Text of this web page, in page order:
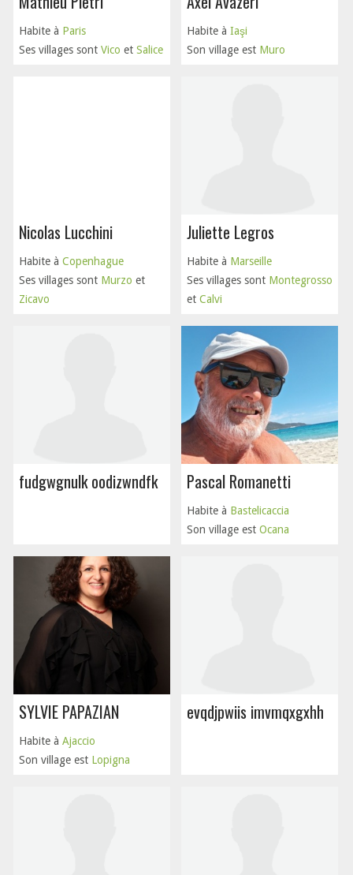
Habite à Paris
Ses villages sont Vico et Salice
Habite à Iaşi
Son village est Muro
Nicolas Lucchini
Habite à Copenhague
Ses villages sont Murzo et
Zicavo
Juliette Legros
Habite à Marseille
Ses villages sont Montegrosso
et Calvi
fudgwgnulk oodizwndfk Pascal Romanetti
Habite à Bastelicaccia
Son village est Ocana
SYLVIE PAPAZIAN
Habite à Ajaccio
Son village est Lopigna
evqdjpwiis imvmqxgxhh